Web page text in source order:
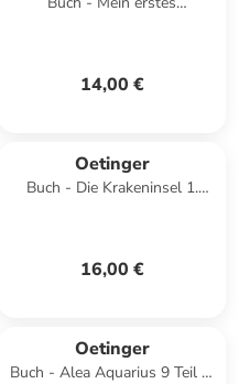
14,00 €
Oetinger
Buch - Die Krakeninsel 1.
16,00 €
Oetinger
Buch - Alea Aquarius 9 Teil 1.